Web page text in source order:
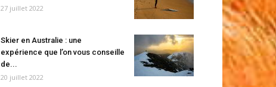
27 juillet 2022
Skier en Australie : une
expérience que l’on vous conseille
de...
20 juillet 2022